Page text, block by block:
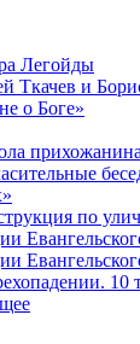
Легойды
Ткачев и
о Боге»
по
10